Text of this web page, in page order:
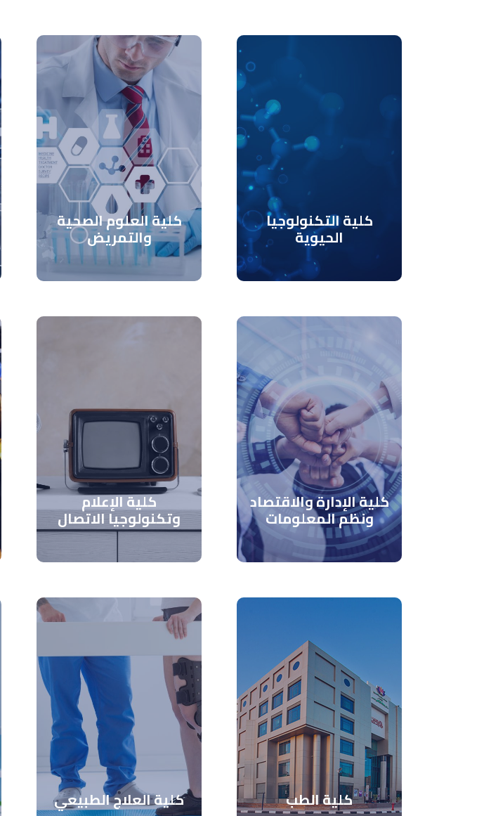
كلية التكنولوجيا
الحيوية
كلية العلوم الصحية
والتمريض
كلية الإدارة والاقتصاد
ونظم المعلومات
كلية الإعلام
وتكنولوجيا الاتصال
كلية الطب كلية العلاج الطبيعي